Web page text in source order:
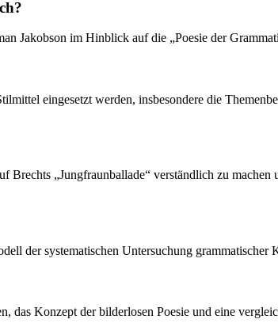
Jakobson im Hinblick auf die „Poesie der
eingesetzt werden, insbesondere die
„Jungfraunballade“ verständlich zu
der systematischen Untersuchung grammatischer
das Konzept der bilderlosen Poesie und eine